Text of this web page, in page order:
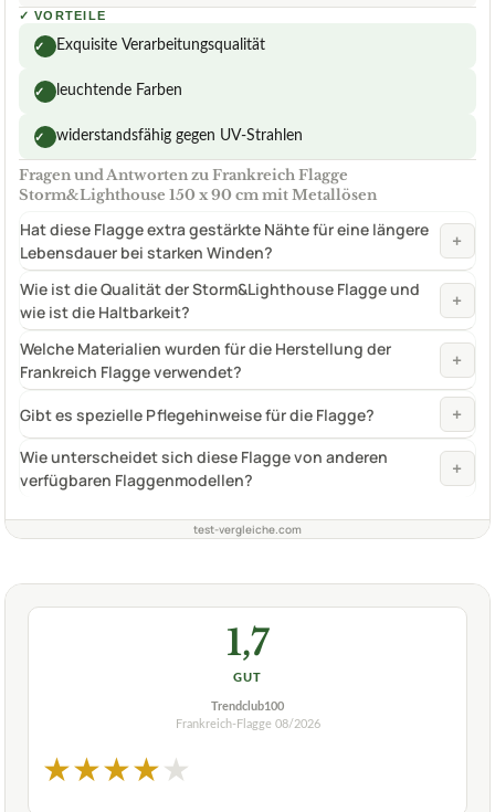
✓ VORTEILE
✓ Exquisite Verarbeitungsqualität
✓ leuchtende Farben
✓ widerstandsfähig gegen UV-Strahlen
Fragen und Antworten zu Frankreich Flagge
Storm&Lighthouse 150 x 90 cm mit Metallösen
Hat diese Flagge extra gestärkte Nähte für eine längere
Lebensdauer bei starken Winden?
+
Wie ist die Qualität der Storm&Lighthouse Flagge und
wie ist die Haltbarkeit?
+
Welche Materialien wurden für die Herstellung der
Frankreich Flagge verwendet?
+
Gibt es spezielle Pflegehinweise für die Flagge? +
Wie unterscheidet sich diese Flagge von anderen
verfügbaren Flaggenmodellen?
+
test-vergleiche.com
1,7
GUT
Trendclub100
Frankreich-Flagge 08/2026
★★★★★